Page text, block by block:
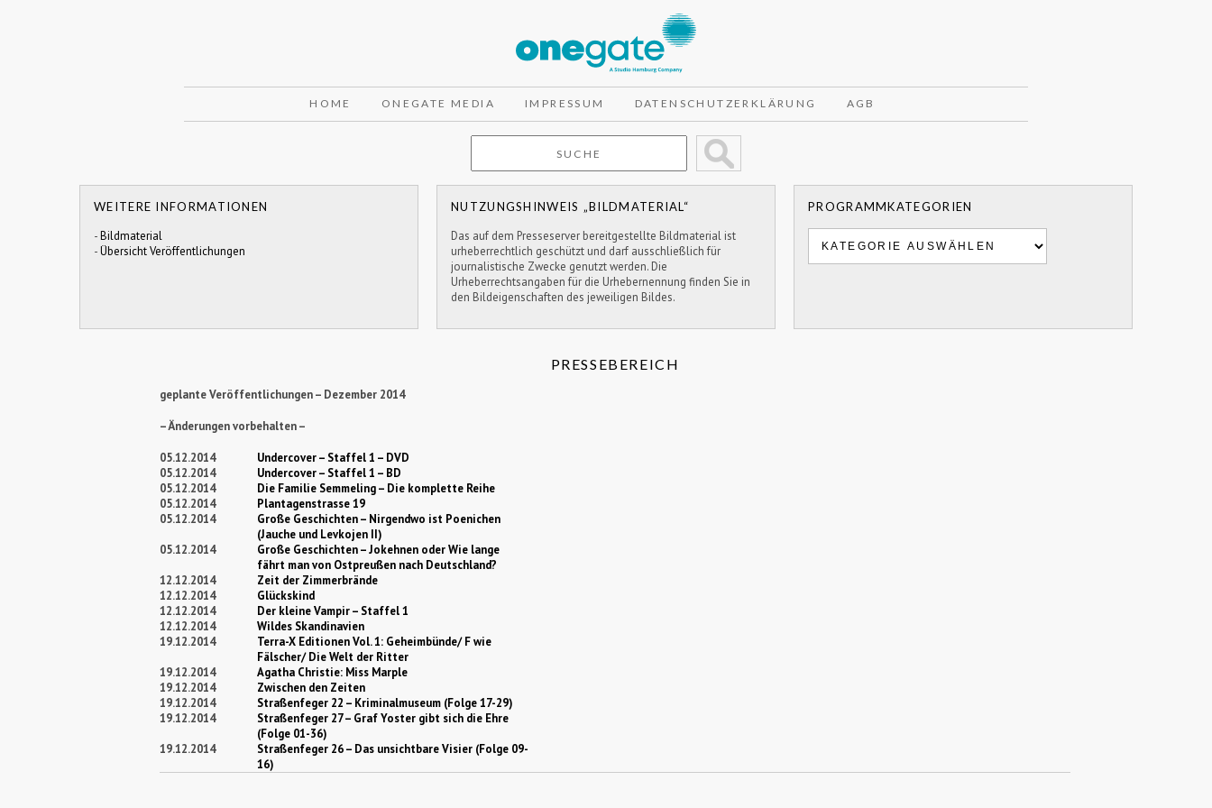
HOME ONEGATE MEDIA IMPRESSUM DATENSCHUTZERKLÄRUNG AGB
WEITERE INFORMATIONEN
-Bildmaterial
-Übersicht Veröffentlichungen
NUTZUNGSHINWEIS „BILDMATERIAL“
Das auf dem Presseserver bereitgestellte Bildmaterial ist
urheberrechtlich geschützt und darf ausschließlich für
journalistische Zwecke genutzt werden. Die
Urheberrechtsangaben für die Urhebernennung finden Sie in
den Bildeigenschaften des jeweiligen Bildes.
PROGRAMMKATEGORIEN
PRESSEBEREICH
geplante Veröffentlichungen – Dezember 2014
– Änderungen vorbehalten –
05.12.2014
Undercover – Staffel 1 – DVD
05.12.2014
Undercover – Staffel 1 – BD
05.12.2014
Die Familie Semmeling – Die komplette Reihe
05.12.2014
Plantagenstrasse 19
05.12.2014
Große Geschichten – Nirgendwo ist Poenichen
(Jauche und Levkojen II)
05.12.2014
Große Geschichten – Jokehnen oder Wie lange
fährt man von Ostpreußen nach Deutschland?
12.12.2014
Zeit der Zimmerbrände
12.12.2014
Glückskind
12.12.2014
Der kleine Vampir – Staffel 1
12.12.2014
Wildes Skandinavien
19.12.2014
Terra-X Editionen Vol. 1: Geheimbünde/ F wie
Fälscher/ Die Welt der Ritter
19.12.2014
Agatha Christie: Miss Marple
19.12.2014
Zwischen den Zeiten
19.12.2014
Straßenfeger 22 – Kriminalmuseum (Folge 17-29)
19.12.2014
Straßenfeger 27 – Graf Yoster gibt sich die Ehre
(Folge 01-36)
19.12.2014
Straßenfeger 26 – Das unsichtbare Visier (Folge 09-
16)